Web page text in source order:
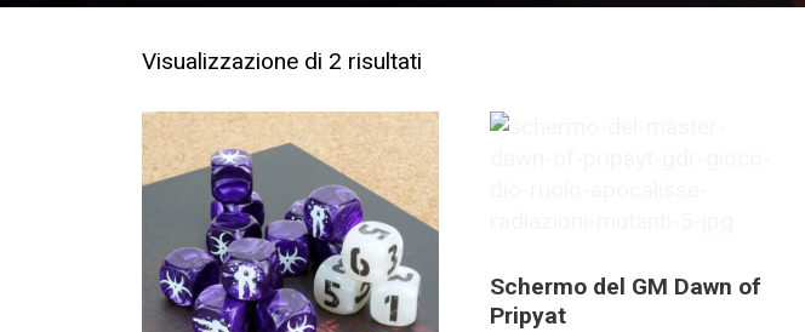
Visualizzazione di 2 risultati
base
al
più
recente
Schermo del GM Dawn of
Pripyat